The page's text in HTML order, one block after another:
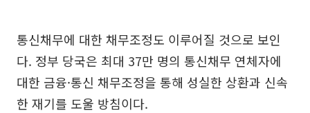
통신채무에 대한 채무조정도 이루어질 것으로 보인
다. 정부 당국은 최대 37만 명의 통신채무 연체자에
대한 금융·통신 채무조정을 통해 성실한 상환과 신속
한 재기를 도울 방침이다.